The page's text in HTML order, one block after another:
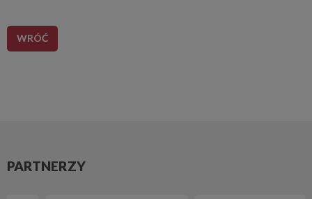
WRÓĆ
PARTNERZY